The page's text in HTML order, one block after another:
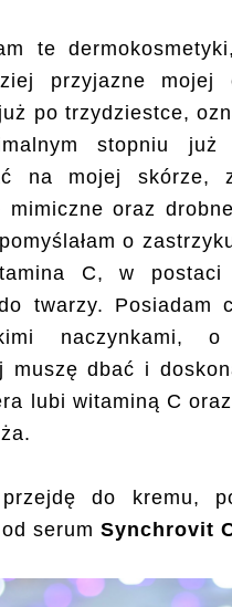
te
przyjazne
po trzydziestce,
stopniu już
na mojej skórze,
mimiczne oraz
o
C, w postaci
twarzy. Posiadam
naczynkami,
muszę dbać i
lubi witaminą C
do kremu,
serumSynchrovit